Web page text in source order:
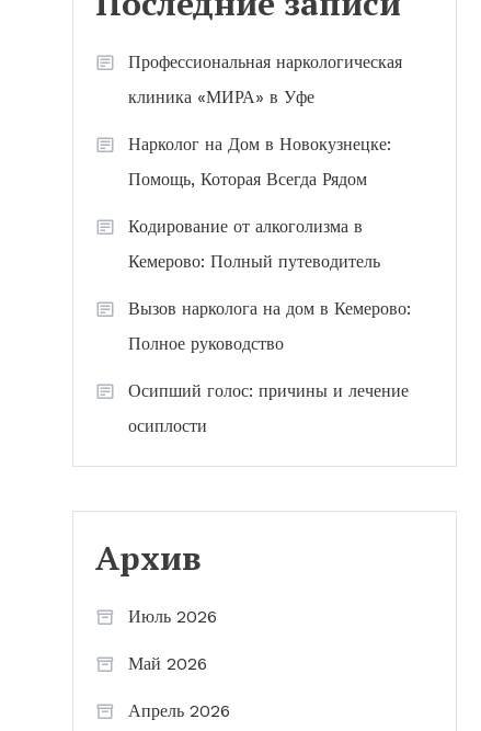
Профессиональная наркологическая
клиника «МИРА» в Уфе
Нарколог на Дом в Новокузнецке:
Помощь, Которая Всегда Рядом
Кодирование от алкоголизма в
Кемерово: Полный путеводитель
Вызов нарколога на дом в Кемерово:
Полное руководство
Осипший голос: причины и лечение
осиплости
Архив
Июль 2026
Май 2026
Апрель 2026